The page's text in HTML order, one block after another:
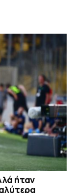
ήταν